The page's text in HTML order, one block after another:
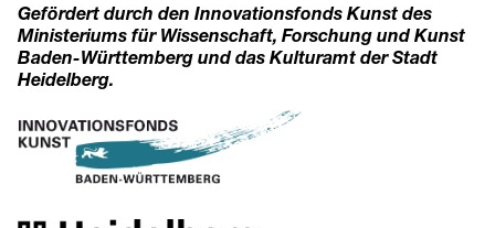
Gefördert durch den Innovationsfonds Kunst des
Ministeriums für Wissenschaft, Forschung und Kunst
Baden-Württemberg und das Kulturamt der Stadt
Heidelberg.